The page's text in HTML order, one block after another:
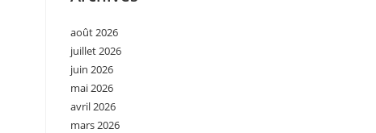
août 2026
juillet 2026
juin 2026
mai 2026
avril 2026
mars 2026